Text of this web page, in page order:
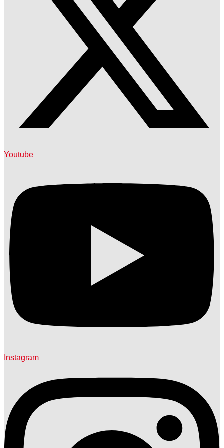
Youtube
Instagram